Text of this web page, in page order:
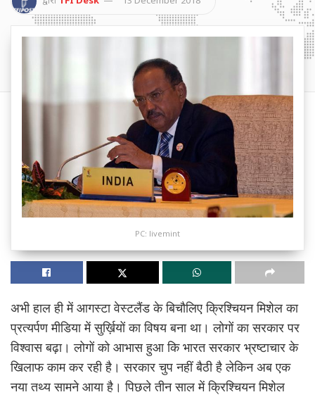
PC: livemint
अभी हाल ही में आगस्टा वेस्टलैंड के बिचौलिए क्रिश्चियन मिशेल का
प्रत्यर्पण मीडिया में सुर्ख़ियों का विषय बना था। लोगों का सरकार पर
विश्वास बढ़ा। लोगों को आभास हुआ कि भारत सरकार भ्रष्टाचार के
खिलाफ काम कर रही है। सरकार चुप नहीं बैठी है लेकिन अब एक
नया तथ्य सामने आया है। पिछले तीन साल में क्रिश्चियन मिशेल